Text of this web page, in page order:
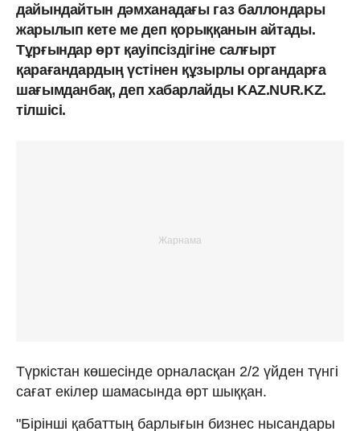
дайындайтын дәмханадағы газ баллондары
жарылып кете ме деп қорыққанын айтады.
Тұрғындар өрт қауіпсіздігіне салғырт
қарағандардың үстінен құзырлы органдарға
шағымданбақ, деп хабарлайды KAZ.NUR.KZ.
тілшісі.
Түркістан көшесінде орналасқан 2/2 үйден түнгі
сағат екілер шамасында өрт шыққан.
"Бірінші қабаттың барлығын бизнес нысандары